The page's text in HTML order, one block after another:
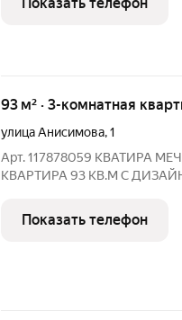
93 м² · 3-комнатная
улица Анисимова,1
Арт. 117878059 КВАТИРА
КВАРТИРА 93 КВ.М С
ОГОРОЖЕННАЯ
ПАРКОВОЧНОЕ МЕСТО. НА
Показать телефон